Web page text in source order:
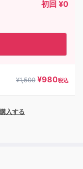
初回 ¥0
¥1,500 ¥980税込
入する